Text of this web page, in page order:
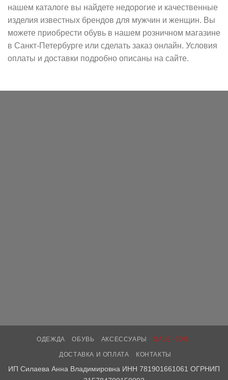
нашем каталоге вы найдете недорогие и качественные
изделия известных брендов для мужчин и женщин. Вы
можете приобрести обувь в нашем розничном магазине
в Санкт-Петербурге или сделать заказ онлайн. Условия
оплаты и доставки подробно описаны на сайте.
ОДЕЖДА ОБУВЬ АКСЕССУАРЫ SALE -30%
ДОСТАВКА И ОПЛАТА КОНТАКТЫ
ИП Силаева Анна Владимировна ИНН 781901661061 ОГРНИП